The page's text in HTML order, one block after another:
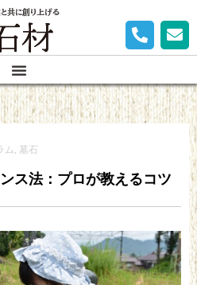
共に創り上げる
ム, 墓石
ス法：プロが教えるコツ